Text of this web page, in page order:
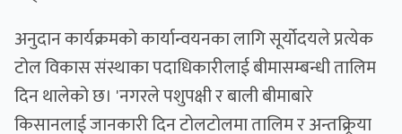
अनुदान कार्यक्रमको कार्यान्वयनका लागि सूर्योदयले प्रत्येक
टोल विकास संस्थाका पदाधिकारीलाई बीमासम्बन्धी तालिम
दिन थालेको छ। 'नगरले पशुपक्षी र बाली बीमाबारे
किसानलाई जानकारी दिन टोलटोलमा तालिम र अन्तक्र्रिया